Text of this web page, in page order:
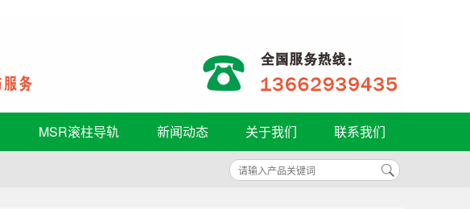
MSR滚柱导轨 新闻动态 关于我们 联系我们